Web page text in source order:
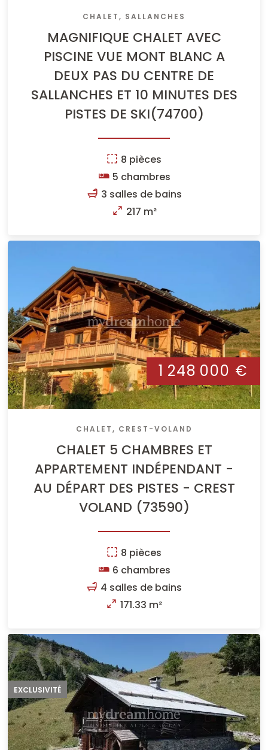
CHALET, SALLANCHES
MAGNIFIQUE CHALET AVEC
PISCINE VUE MONT BLANC A
DEUX PAS DU CENTRE DE
SALLANCHES ET 10 MINUTES DES
PISTES DE SKI(74700)
8 pièces
5 chambres
3 salles de bains
217 m²
1 248 000 €
CHALET, CREST-VOLAND
CHALET 5 CHAMBRES ET
APPARTEMENT INDÉPENDANT -
AU DÉPART DES PISTES - CREST
VOLAND (73590)
8 pièces
6 chambres
4 salles de bains
171.33 m²
EXCLUSIVITÉ